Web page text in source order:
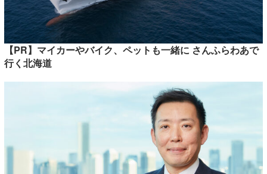
【PR】マイカーやバイク、ペットも一緒に さんふらわあで
行く北海道